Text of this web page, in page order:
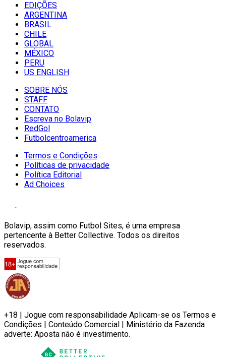
EDIÇÕES
ARGENTINA
BRASIL
CHILE
GLOBAL
MÉXICO
PERU
US ENGLISH
SOBRE NÓS
STAFF
CONTATO
Escreva no Bolavip
RedGol
Futbolcentroamerica
Termos e Condições
Políticas de privacidade
Política Editorial
Ad Choices
Bolavip, assim como Futbol Sites, é uma empresa
pertencente à Better Collective. Todos os direitos
reservados.
+18 | Jogue com responsabilidade Aplicam-se os Termos e
Condições | Conteúdo Comercial | Ministério da Fazenda
adverte: Aposta não é investimento.